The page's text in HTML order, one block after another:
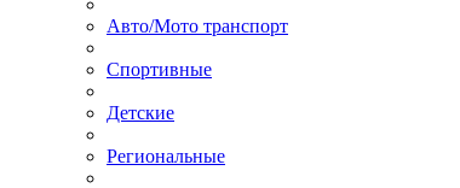
Авто/Мото транспорт
Спортивные
Детские
Региональные